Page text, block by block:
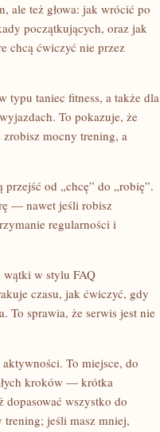
ale też głowa: jak wrócić po
początkujących, oraz jak
chcą ćwiczyć nie przez
typu taniec fitness, a także dla
To pokazuje, że
mocny trening, a
od „chcę” do „robię”.
— nawet jeśli robisz
regularności i
wątki w stylu FAQ
czasu, jak ćwiczyć, gdy
To sprawia, że serwis jest nie
To miejsce, do
kroków — krótka
wszystko do
jeśli masz mniej,